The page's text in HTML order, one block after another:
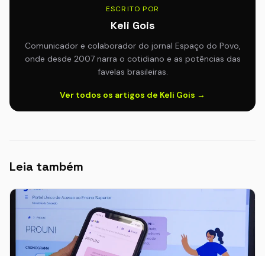
ESCRITO POR
Keli Gois
Comunicador e colaborador do jornal Espaço do Povo,
onde desde 2007 narra o cotidiano e as potências das
favelas brasileiras.
Ver todos os artigos de Keli Gois →
Leia também